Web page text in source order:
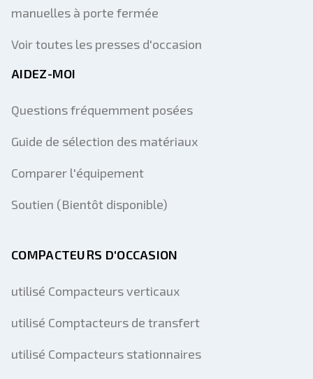
manuelles à porte fermée
Voir toutes les presses d'occasion
AIDEZ-MOI
Questions fréquemment posées
Guide de sélection des matériaux
Comparer l'équipement
Soutien (Bientôt disponible)
COMPACTEURS D'OCCASION
utilisé Compacteurs verticaux
utilisé Comptacteurs de transfert
utilisé Compacteurs stationnaires